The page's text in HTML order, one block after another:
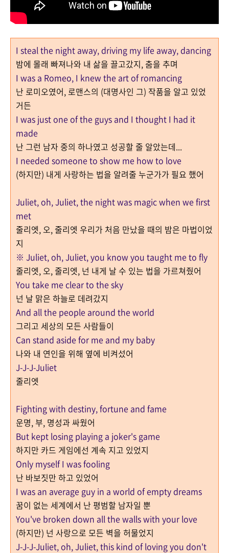
I steal the night away, driving my life away, dancing
밤에 몰래 빠져나와 내 삶을 끌고갔지, 춤을 추며
I was a Romeo, I knew the art of romancing
난 로미오였어, 로맨스의 (대명사인 그) 작품을 알고 있었
거든
I was just one of the guys and I thought I had it
made
난 그런 남자 중의 하나였고 성공할 줄 알았는데...
I needed someone to show me how to love
(하지만) 내게 사랑하는 법을 알려줄 누군가가 필요 했어
Juliet, oh, Juliet, the night was magic when we first
met
줄리엣, 오, 줄리엣 우리가 처음 만났을 때의 밤은 마법이었
지
※ Juliet, oh, Juliet, you know you taught me to fly
줄리엣, 오, 줄리엣, 넌 내게 날 수 있는 법을 가르쳐줬어
You take me clear to the sky
넌 날 맑은 하늘로 데려갔지
And all the people around the world
그리고 세상의 모든 사람들이
Can stand aside for me and my baby
나와 내 연인을 위해 옆에 비켜섰어
J-J-J-Juliet
줄리엣
Fighting with destiny, fortune and fame
운명, 부, 명성과 싸웠어
But kept losing playing a joker's game
하지만 카드 게임에선 계속 지고 있었지
Only myself I was fooling
난 바보짓만 하고 있었어
I was an average guy in a world of empty dreams
꿈이 없는 세계에서 난 평범할 남자일 뿐
You've broken down all the walls with your love
(하지만) 넌 사랑으로 모든 벽을 허물었지
J-J-J-Juliet, oh, Juliet, this kind of loving you don't